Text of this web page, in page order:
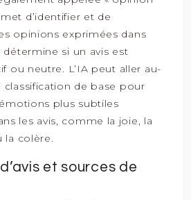
d’identifier et de
opinions exprimées dans
détermine si un avis est
ou neutre. L’IA peut aller au-
classification de base pour
plus subtiles
les avis, comme la joie, la
la colère.
et sources de